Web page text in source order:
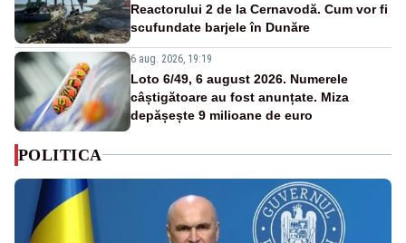
Reactorului 2 de la Cernavodă. Cum vor fi
scufundate barjele în Dunăre
6 aug. 2026, 19:19
Loto 6/49, 6 august 2026. Numerele
câștigătoare au fost anunțate. Miza
depășește 9 milioane de euro
POLITICA